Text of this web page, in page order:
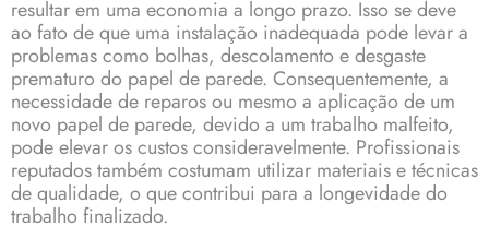
resultar em uma economia a longo prazo. Isso se deve
ao fato de que uma instalação inadequada pode levar a
problemas como bolhas, descolamento e desgaste
prematuro do papel de parede. Consequentemente, a
necessidade de reparos ou mesmo a aplicação de um
novo papel de parede, devido a um trabalho malfeito,
pode elevar os custos consideravelmente. Profissionais
reputados também costumam utilizar materiais e técnicas
de qualidade, o que contribui para a longevidade do
trabalho finalizado.